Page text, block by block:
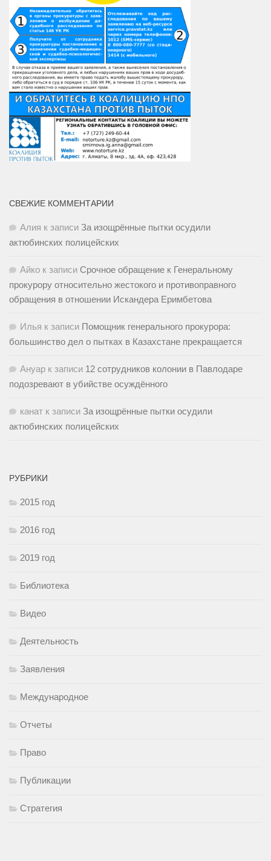
СВЕЖИЕ КОММЕНТАРИИ
Алия к записи За изощрённые пытки осудили
актюбинских полицейских
Айко к записи Срочное обращение к Генеральному
прокурору относительно жестокого и противоправного
обращения в отношении Искандера Еримбетова
Илья к записи Помощник генерального прокурора:
большинство дел о пытках в Казахстане прекращается
Ануар к записи 12 сотрудников колонии в Павлодаре
подозревают в убийстве осуждённого
канат к записи За изощрённые пытки осудили
актюбинских полицейских
РУБРИКИ
2015 год
2016 год
2019 год
Библиотека
Видео
Деятельность
Заявления
Международное
Отчеты
Право
Публикации
Стратегия